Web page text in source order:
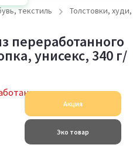
текстиль Толстовки,
переработанного
унисекс, 340 г/
Акция
Эко товар